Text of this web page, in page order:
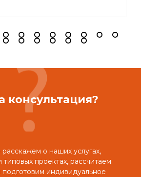
консультация?
о наших услугах,
типовых проектах, рассчитаем
подготовим индивидуальное